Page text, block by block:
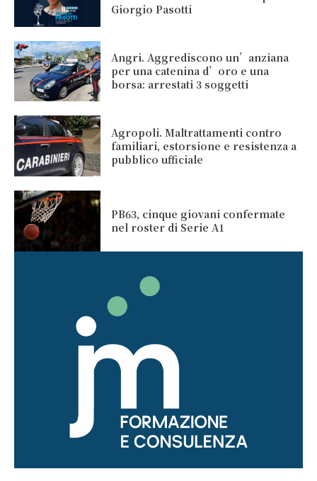
Giorgio Pasotti
Angri. Aggrediscono un’anziana
per una catenina d’oro e una
borsa: arrestati 3 soggetti
Agropoli. Maltrattamenti contro
familiari, estorsione e resistenza a
pubblico ufficiale
PB63, cinque giovani confermate
nel roster di Serie A1